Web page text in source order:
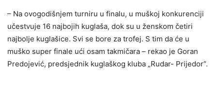
– Na ovogodišnjem turniru u finalu, u muškoj konkurenciji
učestvuje 16 najbojih kuglaša, dok su u ženskom četiri
najbolje kuglašice. Svi se bore za trofej. S tim da će u
muško super finale ući osam takmičara – rekao je Goran
Predojević, predsjednik kuglaškog kluba „Rudar- Prijedor“.